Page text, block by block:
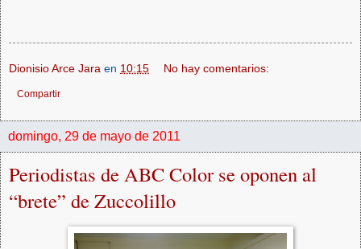
Dionisio Arce Jara en 10:15 No hay comentarios:
Compartir
domingo, 29 de mayo de 2011
Periodistas de ABC Color se oponen al
“brete” de Zuccolillo